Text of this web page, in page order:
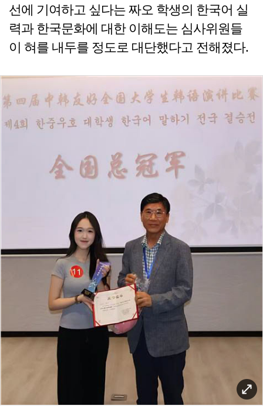
선에 기여하고 싶다는 짜오 학생의 한국어 실
력과 한국문화에 대한 이해도는 심사위원들
이 혀를 내두를 정도로 대단했다고 전해졌다.